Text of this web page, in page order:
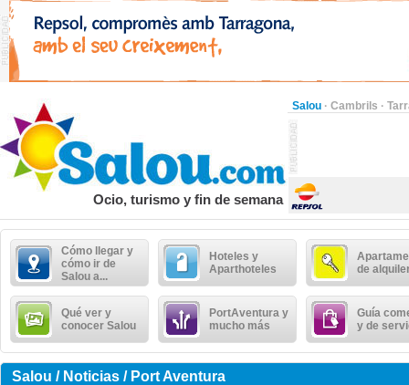
Salou · Cambrils ·
Ocio, turismo y fin de semana
Cómo llegar y
cómo ir de
Salou a...
Hoteles y
Aparthoteles
de
Qué ver y
conocer Salou
PortAventura y
mucho más
Guía
y de
Salou / Noticias / Port Aventura